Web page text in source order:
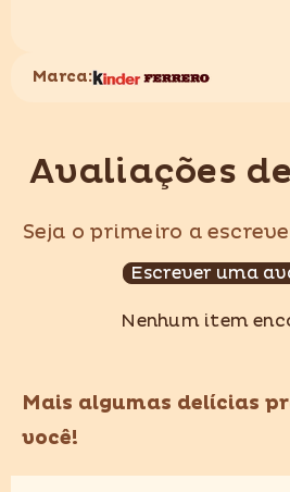
Marca:
Avaliações
Seja o primeiro a
Escrever uma
Nenhum item
Mais algumas delícias
você!